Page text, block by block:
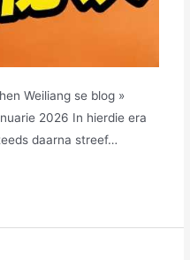
Weiliang se blog »
2026 In hierdie era
daarna streef…